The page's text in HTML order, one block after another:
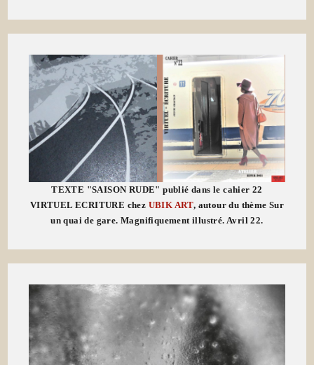
TEXTE "SAISON RUDE" publié dans le cahier 22
VIRTUEL ECRITURE chez UBIK ART, autour du thème Sur
un quai de gare. Magnifiquement illustré. Avril 22.